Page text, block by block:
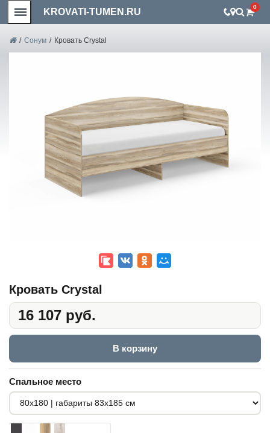
KROVATI-TUMEN.RU 0
/ Сонум / Кровать Crystal
Кровать Crystal
16 107 руб.
В корзину
Спальное место